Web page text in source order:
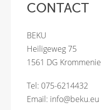
CONTACT
BEKU
Heiligeweg 75
1561 DG Krommenie
Tel: 075-6214432
Email: info@beku.eu